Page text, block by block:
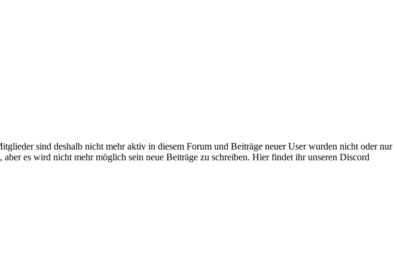
sind deshalb nicht mehr aktiv in diesem Forum und Beiträge neuer User wurden nicht oder nur
es wird nicht mehr möglich sein neue Beiträge zu schreiben. Hier findet ihr unseren Discord